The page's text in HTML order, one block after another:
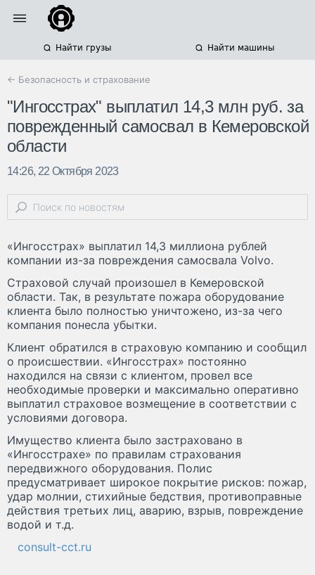
Найти грузы Найти машины
← Безопасность и страхование
"Ингосстрах" выплатил 14,3 млн руб. за
поврежденный самосвал в Кемеровской
области
14:26, 22 Октября 2023
«Ингосстрах» выплатил 14,3 миллиона рублей
компании из-за повреждения самосвала Volvo.
Страховой случай произошел в Кемеровской
области. Так, в результате пожара оборудование
клиента было полностью уничтожено, из-за чего
компания понесла убытки.
Клиент обратился в страховую компанию и сообщил
о происшествии. «Ингосстрах» постоянно
находился на связи с клиентом, провел все
необходимые проверки и максимально оперативно
выплатил страховое возмещение в соответствии с
условиями договора.
Имущество клиента было застраховано в
«Ингосстрахе» по правилам страхования
передвижного оборудования. Полис
предусматривает широкое покрытие рисков: пожар,
удар молнии, стихийные бедствия, противоправные
действия третьих лиц, аварию, взрыв, повреждение
водой и т.д.
consult-cct.ru